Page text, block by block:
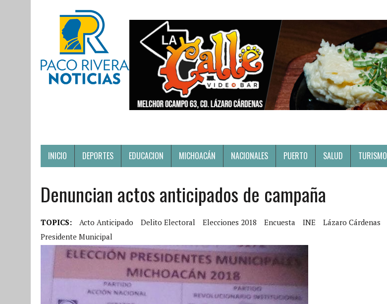
INICIO DEPORTES EDUCACION MICHOACÁN NACIONALES PUERTO SALUD TURISMO
Denuncian actos anticipados de campaña
TOPICS: Acto Anticipado Delito Electoral Elecciones 2018 Encuesta INE
Lázaro Cárdenas
Presidente Municipal